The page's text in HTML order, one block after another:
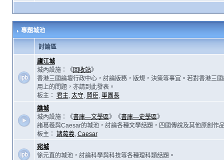
專題城池
討論區
廬江城
城內設施：《回收站》
香港三國論壇行政中心，討論版務，版規，決策等事宜。若對香港三
用上的問題，亦請到此發表。
板主： 君主, 太守, 賢臣, 軍團長
譙城
城內設施：《書庫---文學區》《書庫---史學區》
諸葛羲與Caesar的城池，討論各種文學話題，四國傳說及其他原創作
板主： 諸葛羲, Caesar
宛城
徐元直的城池，討論科學與科技等各種理科類話題。